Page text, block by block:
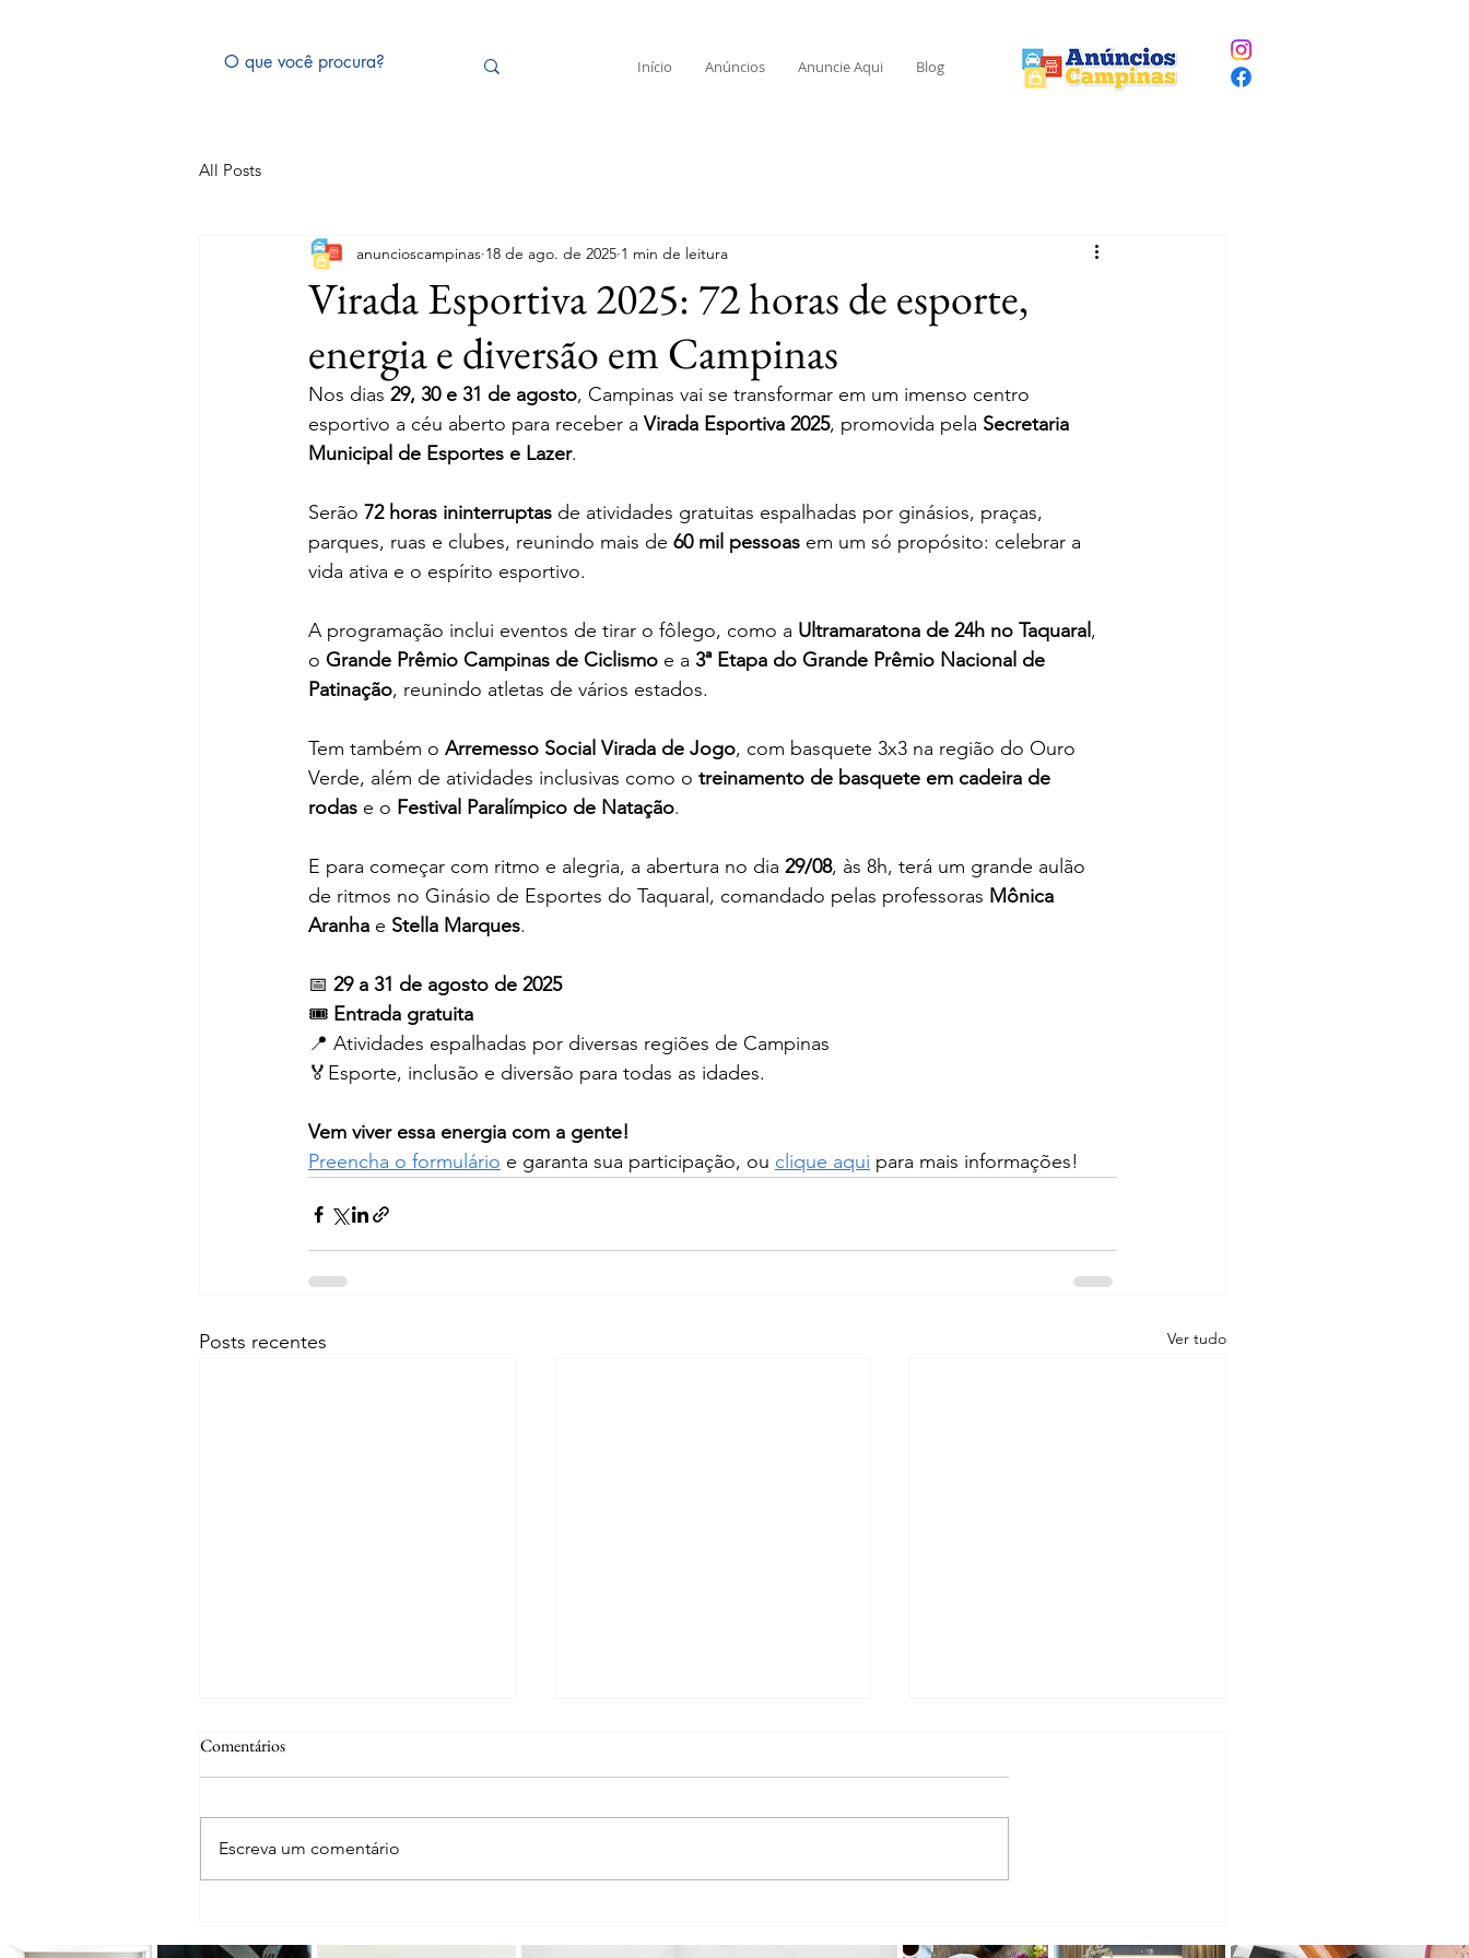
Início Anúncios Anuncie Aqui Blog
All Posts
Virada Esportiva 2025: 72 horas de esporte,
energia e diversão em Campinas
anuncioscampinas 18 de ago. de 2025 1 min de leitura
Nos dias 29, 30 e 31 de agosto, Campinas vai se transformar em um imenso centro
esportivo a céu aberto para receber a Virada Esportiva 2025, promovida pela Secretaria
Municipal de Esportes e Lazer.
Serão 72 horas ininterruptas de atividades gratuitas espalhadas por ginásios, praças,
parques, ruas e clubes, reunindo mais de 60 mil pessoas em um só propósito: celebrar a
vida ativa e o espírito esportivo.
A programação inclui eventos de tirar o fôlego, como a Ultramaratona de 24h no Taquaral ,
o Grande Prêmio Campinas de Ciclismo e a 3ª Etapa do Grande Prêmio Nacional de
Patinação, reunindo atletas de vários estados.
Tem também o Arremesso Social Virada de Jogo, com basquete 3x3 na região do Ouro
Verde, além de atividades inclusivas como o treinamento de basquete em cadeira de
rodas e o Festival Paralímpico de Natação.
E para começar com ritmo e alegria, a abertura no dia 29/08, às 8h, terá um grande aulão
de ritmos no Ginásio de Esportes do Taquaral, comandado pelas professoras Mônica
Aranha e Stella Marques.
📅 29 a 31 de agosto de 2025
🎟️ Entrada gratuita
📍 Atividades espalhadas por diversas regiões de Campinas
🏅Esporte, inclusão e diversão para todas as idades.
Vem viver essa energia com a gente!
Preencha o formulário e garanta sua participação, ou clique aqui para mais informações!
Posts recentes Ver tudo
semana para conhecer, apoiar e
em Campinas propõe experiência
convida o público a criar arte a
Comentários
Escreva um comentário